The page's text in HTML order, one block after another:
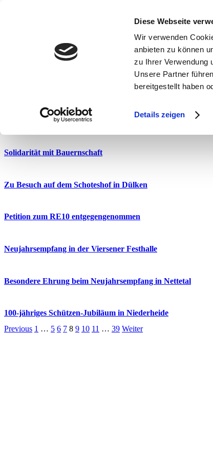
Diese Webseite
Wir verwenden
anbieten zu können
zu Ihrer Verwendung
Unsere Partner
bereitgestellt haben
Details zeigen
Neujahrsempfang der Gemeinde Schwalmtal
Zwei Neujahrsempfänge an einem Tag
Solidarität mit Bauernschaft
Zu Besuch auf dem Schoteshof in Dülken
Petition zum RE10 entgegengenommen
Neujahrsempfang in der Viersener Festhalle
Besondere Ehrung beim Neujahrsempfang in Nettetal
100-jähriges Schützen-Jubiläum in Niederheide
Previous 1 … 5 6 7 8 9 10 11 … 39 Weiter